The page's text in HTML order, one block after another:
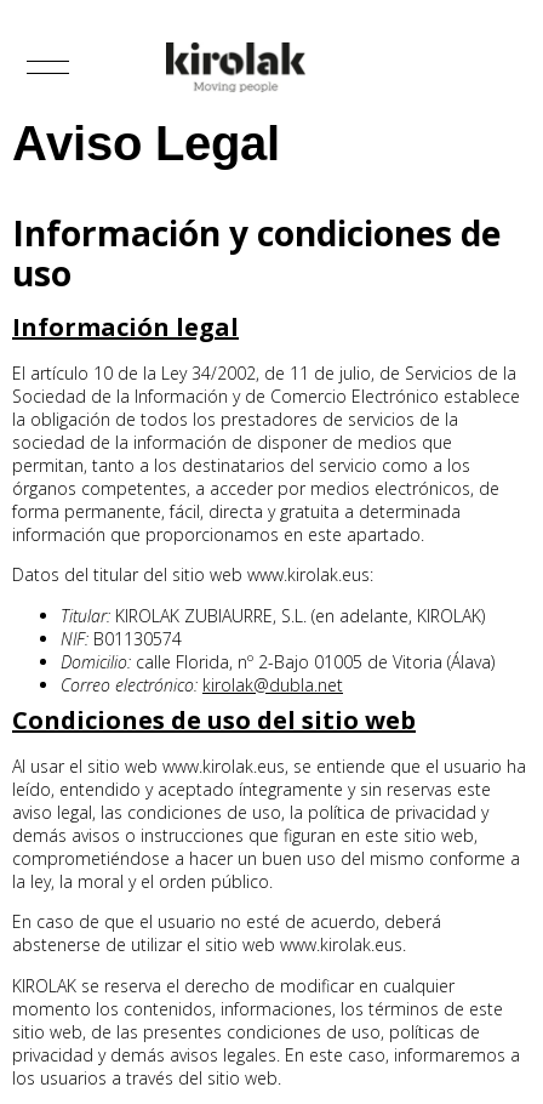
Aviso Legal
Información y condiciones de
uso
Información legal
El artículo 10 de la Ley 34/2002, de 11 de julio, de Servicios de la
Sociedad de la Información y de Comercio Electrónico establece
la obligación de todos los prestadores de servicios de la
sociedad de la información de disponer de medios que
permitan, tanto a los destinatarios del servicio como a los
órganos competentes, a acceder por medios electrónicos, de
forma permanente, fácil, directa y gratuita a determinada
información que proporcionamos en este apartado.
Datos del titular del sitio web www.kirolak.eus:
Titular: KIROLAK ZUBIAURRE, S.L. (en adelante, KIROLAK)
NIF: B01130574
Domicilio: calle Florida, nº 2-Bajo 01005 de Vitoria (Álava)
Correo electrónico: kirolak@dubla.net
Condiciones de uso del sitio web
Al usar el sitio web www.kirolak.eus, se entiende que el usuario ha
leído, entendido y aceptado íntegramente y sin reservas este
aviso legal, las condiciones de uso, la política de privacidad y
demás avisos o instrucciones que figuran en este sitio web,
comprometiéndose a hacer un buen uso del mismo conforme a
la ley, la moral y el orden público.
En caso de que el usuario no esté de acuerdo, deberá
abstenerse de utilizar el sitio web www.kirolak.eus.
KIROLAK se reserva el derecho de modificar en cualquier
momento los contenidos, informaciones, los términos de este
sitio web, de las presentes condiciones de uso, políticas de
privacidad y demás avisos legales. En este caso, informaremos a
los usuarios a través del sitio web.